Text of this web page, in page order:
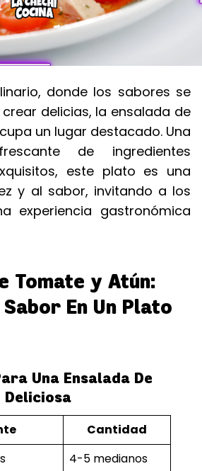
donde los sabores se
delicias, la ensalada de
un lugar destacado. Una
de ingredientes
este plato es una
y al sabor, invitando a los
experiencia gastronómica
Tomate y Atún:
En Un Plato
Una Ensalada De
Deliciosa
Cantidad
4-5 medianos